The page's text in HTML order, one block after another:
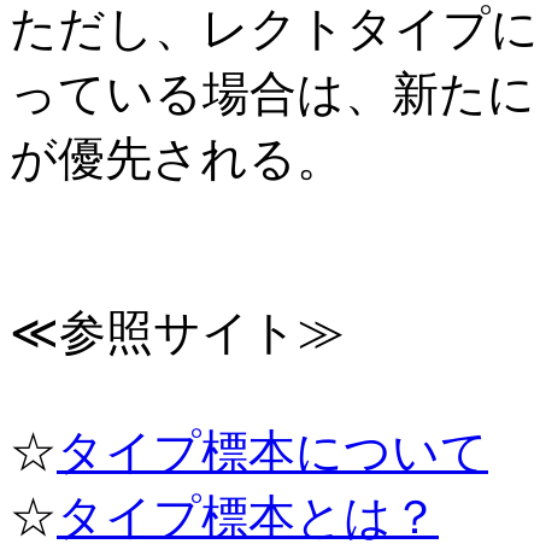
ただし、レクトタイプ
っている場合は、新た
が優先される。
≪参照サイト≫
☆タイプ標本について
☆タイプ標本とは？